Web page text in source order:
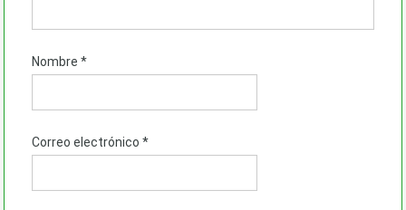
Nombre *
Correo electrónico *